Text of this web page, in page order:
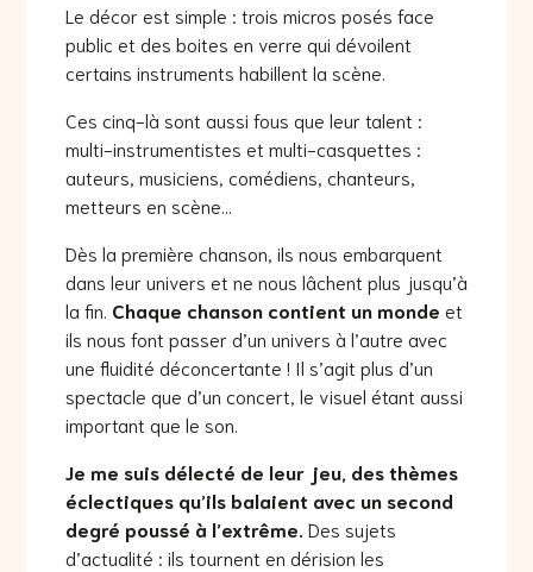
Le décor est simple : trois micros posés face
public et des boites en verre qui dévoilent
certains instruments habillent la scène.
Ces cinq-là sont aussi fous que leur talent :
multi-instrumentistes et multi-casquettes :
auteurs, musiciens, comédiens, chanteurs,
metteurs en scène…
Dès la première chanson, ils nous embarquent
dans leur univers et ne nous lâchent plus jusqu’à
la fin. Chaque chanson contient un monde et
ils nous font passer d’un univers à l’autre avec
une fluidité déconcertante ! Il s’agit plus d’un
spectacle que d’un concert, le visuel étant aussi
important que le son.
Je me suis délecté de leur jeu, des thèmes
éclectiques qu’ils balaient avec un second
degré poussé à l’extrême. Des sujets
d’actualité : ils tournent en dérision les